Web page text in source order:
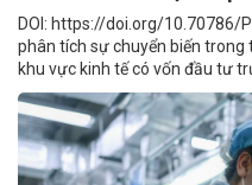
DOI: https://doi.org/10.70786/
phân tích sự chuyển biến
khu vực kinh tế có vốn đầu tư